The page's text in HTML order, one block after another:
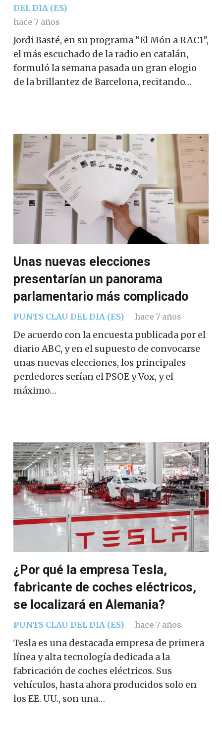
DEL DIA (ES)
hace 7 años
Jordi Basté, en su programa “El Món a RAC1″,
el más escuchado de la radio en catalán,
formuló la semana pasada un gran elogio
de la brillantez de Barcelona, recitando…
Unas nuevas elecciones
presentarían un panorama
parlamentario más complicado
PUNTS CLAU DEL DIA (ES) hace 7 años
De acuerdo con la encuesta publicada por el
diario ABC, y en el supuesto de convocarse
unas nuevas elecciones, los principales
perdedores serían el PSOE y Vox, y el
máximo…
¿Por qué la empresa Tesla,
fabricante de coches eléctricos,
se localizará en Alemania?
PUNTS CLAU DEL DIA (ES) hace 7 años
Tesla es una destacada empresa de primera
línea y alta tecnología dedicada a la
fabricación de coches eléctricos. Sus
vehículos, hasta ahora producidos solo en
los EE. UU., son una…